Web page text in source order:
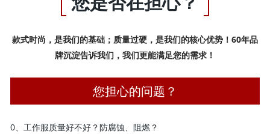
款式时尚，是我们的基础；质量过硬，是我们的核心优势！60年品
牌沉淀告诉我们，我们更能满足您的需求！
您担心的问题？
0、工作服质量好不好？防腐蚀、阻燃？